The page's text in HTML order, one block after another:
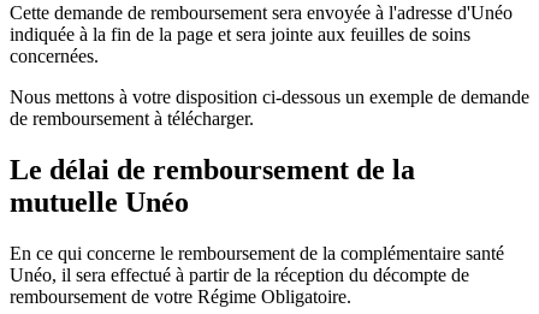
Cette demande de remboursement sera envoyée à l'adresse d'Unéo
indiquée à la fin de la page et sera jointe aux feuilles de soins
concernées.
Nous mettons à votre disposition ci-dessous un exemple de demande
de remboursement à télécharger.
Le délai de remboursement de la
mutuelle Unéo
En ce qui concerne le remboursement de la complémentaire santé
Unéo, il sera effectué à partir de la réception du décompte de
remboursement de votre Régime Obligatoire.